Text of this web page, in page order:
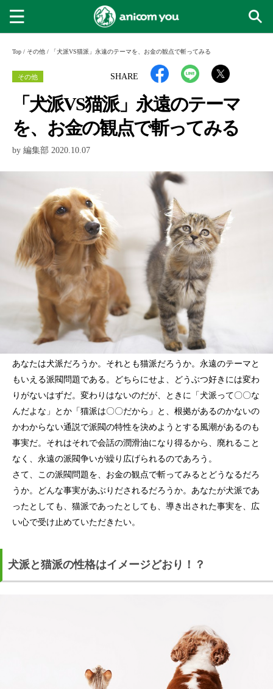
Top / その他 / 「犬派VS猫派」永遠のテーマを、お金の観点で斬ってみる
SHARE
その他
「犬派VS猫派」永遠のテーマ
を、お金の観点で斬ってみる
by 編集部 2020.10.07
あなたは犬派だろうか。それとも猫派だろうか。永遠のテーマと
もいえる派閥問題である。どちらにせよ、どうぶつ好きには変わ
りがないはずだ。変わりはないのだが、ときに「犬派って〇〇な
んだよな」とか「猫派は〇〇だから」と、根拠があるのかないの
かわからない通説で派閥の特性を決めようとする風潮があるのも
事実だ。それはそれで会話の潤滑油になり得るから、廃れること
なく、永遠の派閥争いが繰り広げられるのであろう。
さて、この派閥問題を、お金の観点で斬ってみるとどうなるだろ
うか。どんな事実があぶりだされるだろうか。あなたが犬派であ
ったとしても、猫派であったとしても、導き出された事実を、広
い心で受け止めていただきたい。
犬派と猫派の性格はイメージどおり！？